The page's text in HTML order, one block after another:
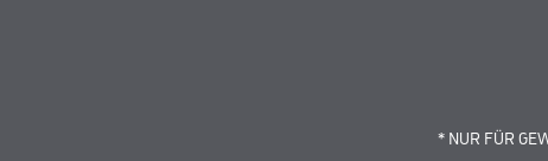
* NUR FÜR